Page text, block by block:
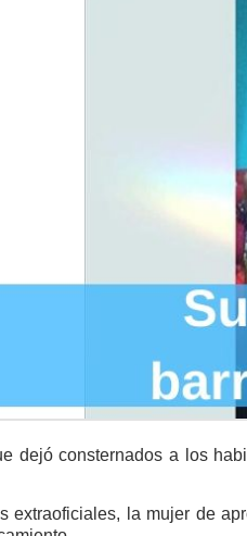
dejó consternados a los
extraoficiales, la mujer de